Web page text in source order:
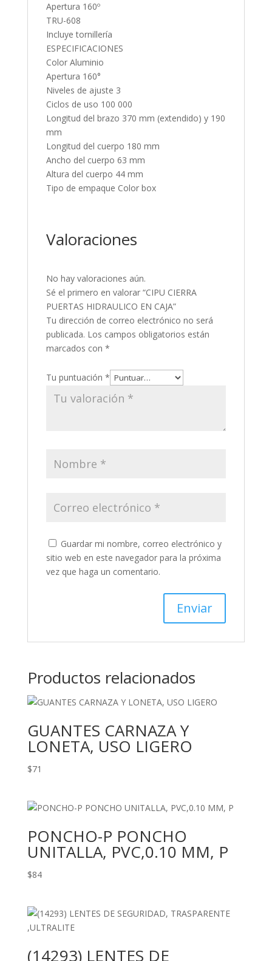
Apertura 160º
TRU-608
Incluye tornillería
ESPECIFICACIONES
Color Aluminio
Apertura 160°
Niveles de ajuste 3
Ciclos de uso 100 000
Longitud del brazo 370 mm (extendido) y 190
mm
Longitud del cuerpo 180 mm
Ancho del cuerpo 63 mm
Altura del cuerpo 44 mm
Tipo de empaque Color box
Valoraciones
No hay valoraciones aún.
Sé el primero en valorar “CIPU CIERRA
PUERTAS HIDRAULICO EN CAJA”
Tu dirección de correo electrónico no será
publicada. Los campos obligatorios están
marcados con *
Tu puntuación *
Guardar mi nombre, correo electrónico y
sitio web en este navegador para la próxima
vez que haga un comentario.
Productos relacionados
GUANTES CARNAZA Y
LONETA, USO LIGERO
$71
PONCHO-P PONCHO
UNITALLA, PVC,0.10 MM, P
$84
(14293) LENTES DE